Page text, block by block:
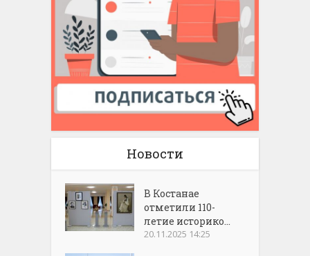
Новости
В Костанае
отметили 110-
летие историко...
20.11.2025 14:25